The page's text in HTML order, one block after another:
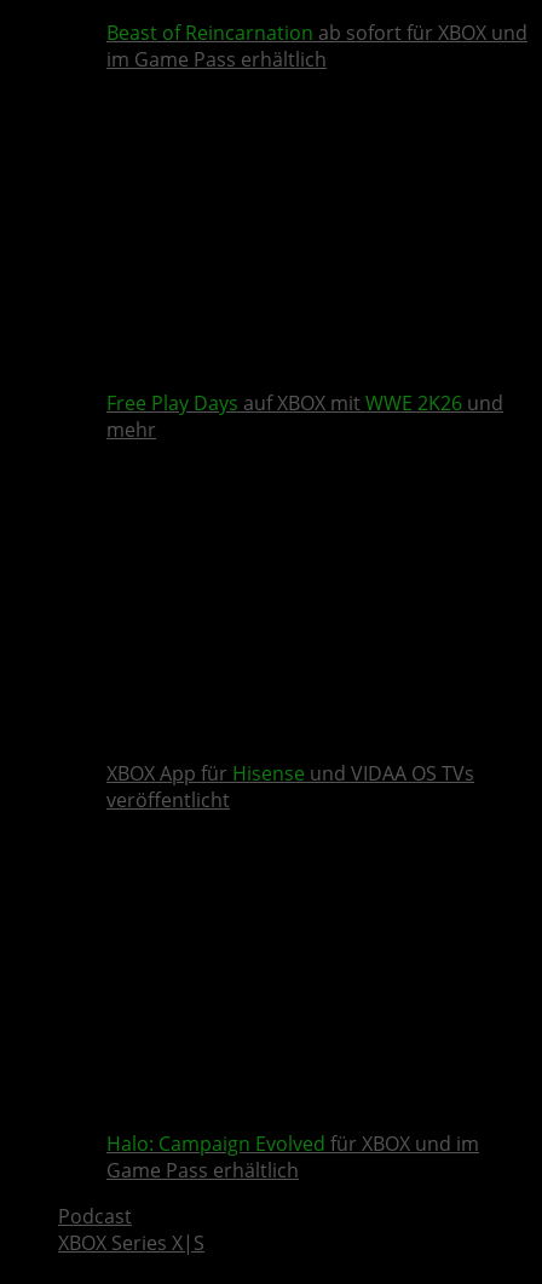
Beast of Reincarnation ab sofort für XBOX und
im Game Pass erhältlich
Free Play Days auf XBOX mit WWE 2K26 und
mehr
XBOX App für Hisense und VIDAA OS TVs
veröffentlicht
Halo: Campaign Evolved für XBOX und im
Game Pass erhältlich
Podcast
XBOX Series X|S